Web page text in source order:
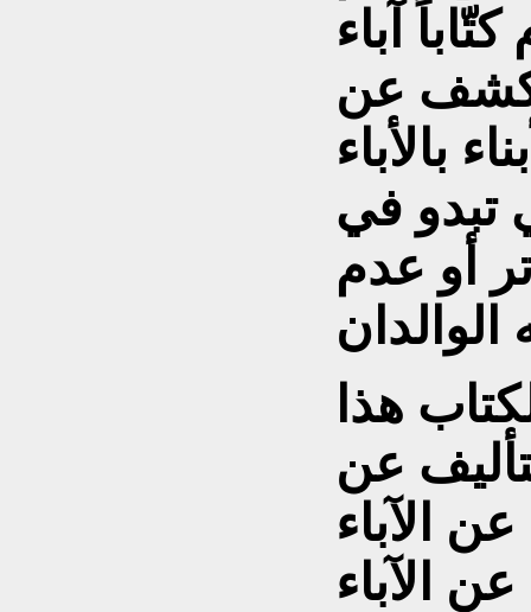
آباء
وكشف عن
بالأباء
تبدو في
أو عدم
هذا
عن
الآباء
الآباء